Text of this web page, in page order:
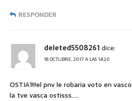
RESPONDER
deleted5508261dice:
18 OCTUBRE, 2017 A LAS 14:20
OSTIA1!!!el pnv le robaria voto en
la tve vasca ostisss…..